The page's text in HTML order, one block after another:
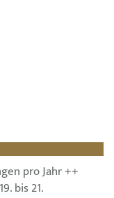
pro Jahr ++
bis 21.